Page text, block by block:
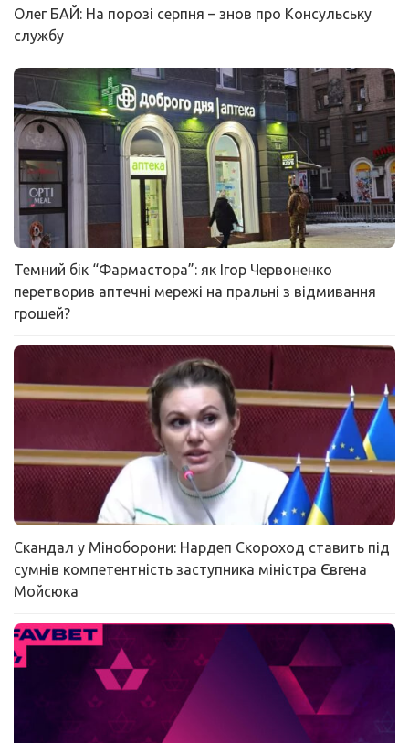
Олег БАЙ: На порозі серпня – знов про Консульську
службу
Темний бік “Фармастора”: як Ігор Червоненко
перетворив аптечні мережі на пральні з відмивання
грошей?
Скандал у Міноборони: Нардеп Скороход ставить під
сумнів компетентність заступника міністра Євгена
Мойсюка